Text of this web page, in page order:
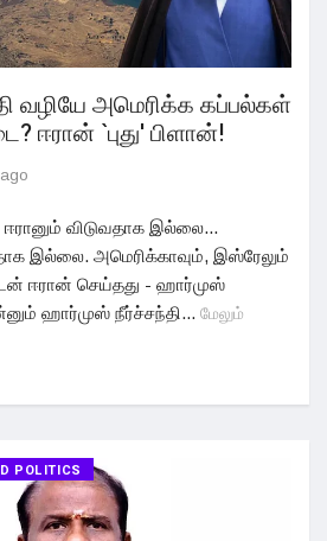
வழியே அமெரிக்க கப்பல்கள்
ஈரான் `புது' பிளான்!
விடுவதாக இல்லை...
இல்லை. அமெரிக்காவும், இஸ்ரேலும்
ஈரான் செய்தது - ஹார்முஸ்
ஹார்முஸ் நீர்ச்சந்தி... மேலும்
POLITICS